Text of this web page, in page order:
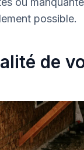
possible.
de